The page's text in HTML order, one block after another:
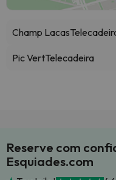
Champ Lacas
Pic VertTelecadeira
Reserve com
Esquiades.com